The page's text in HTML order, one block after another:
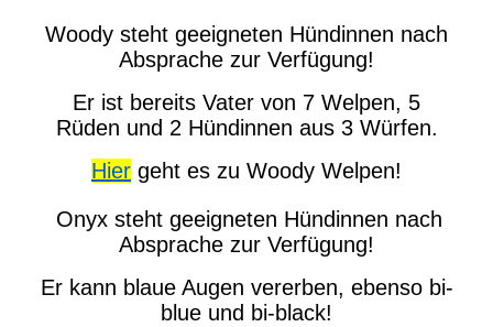
Woody steht geeigneten Hündinnen nach
Absprache zur Verfügung!
Er ist bereits Vater von 7 Welpen, 5
Rüden und 2 Hündinnen aus 3 Würfen.
Hier geht es zu Woody Welpen!
Onyx steht geeigneten Hündinnen nach
Absprache zur Verfügung!
Er kann blaue Augen vererben, ebenso bi-
blue und bi-black!